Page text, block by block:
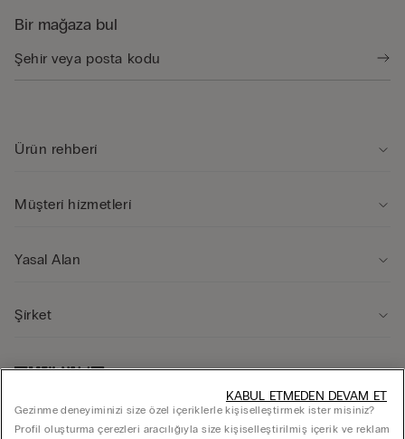
Bir mağaza bul
Ürün rehberi̇
Müşteri̇ hi̇zmetleri̇
Yasal Alan
Şi̇rket
Gezinme deneyiminizi size özel içeriklerle kişiselleştirmek ister misiniz?
Profil oluşturma çerezleri aracılığıyla size kişiselleştirilmiş içerik ve reklam
KABUL ETMEDEN DEVAM ET